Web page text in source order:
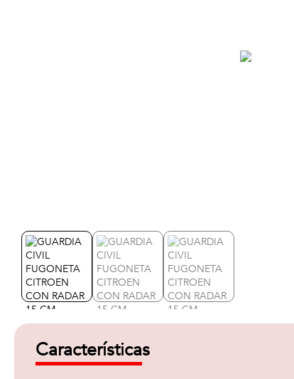
Características